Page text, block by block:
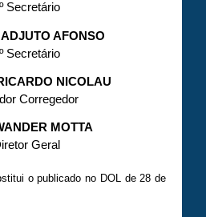
Secretário
ADJUTO AFONSO
Secretário
NICOLAU
Corregedor
MOTTA
Geral
o publicado no DOL de 28 de